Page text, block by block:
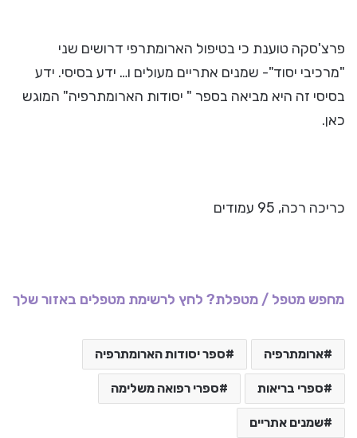
פרצ'סקה טוענת כי בטיפול הארומתרפי דרושים שני
"מרכיבי יסוד"- שמנים אתריים מעולים ו… ידע בסיסי. ידע
בסיסי זה היא מביאה בספר " יסודות הארומתרפיה" המוגש
כאן.
כריכה רכה, 95 עמודים
מחפש מטפל / מטפלת? לחץ לרשימת מטפלים באזור שלך
ארומתרפיה ספר יסודות הארומתרפיה
ספרי בריאות ספרי רפואה משלימה
שמנים אתריים